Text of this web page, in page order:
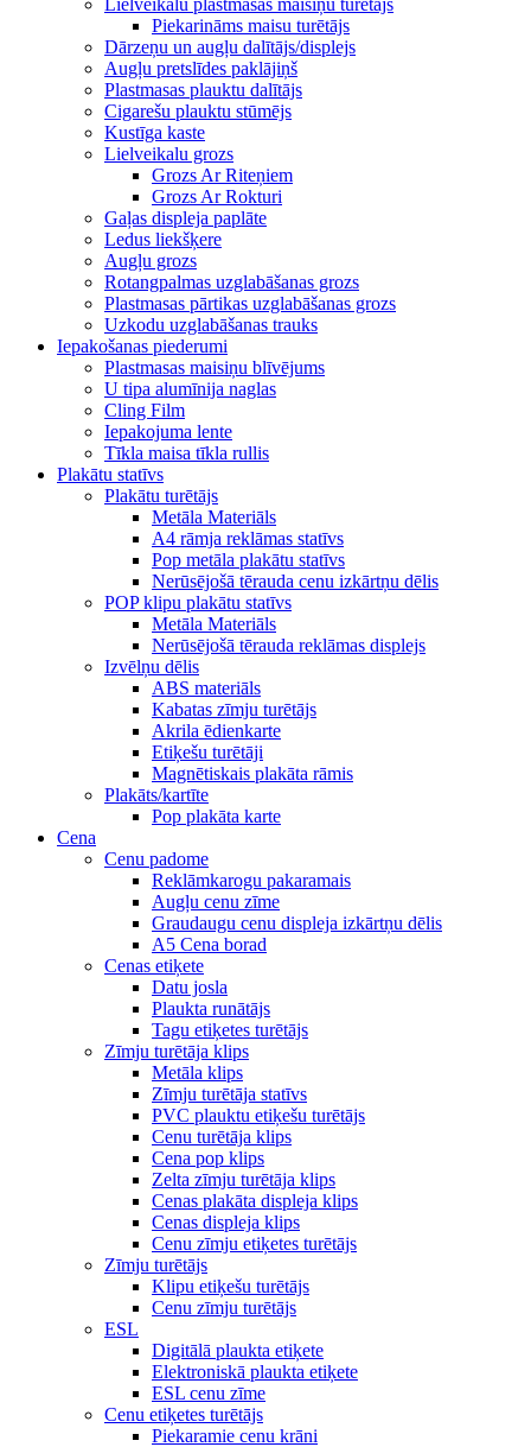
Piekarināms maisu turētājs
Dārzeņu un augļu dalītājs/displejs
Augļu pretslīdes paklājiņš
Plastmasas plauktu dalītājs
Cigarešu plauktu stūmējs
Kustīga kaste
Lielveikalu grozs
Grozs Ar Riteņiem
Grozs Ar Rokturi
Gaļas displeja paplāte
Ledus liekšķere
Augļu grozs
Rotangpalmas uzglabāšanas grozs
Plastmasas pārtikas uzglabāšanas grozs
Uzkodu uzglabāšanas trauks
Iepakošanas piederumi
Plastmasas maisiņu blīvējums
U tipa alumīnija naglas
Cling Film
Iepakojuma lente
Tīkla maisa tīkla rullis
Plakātu statīvs
Plakātu turētājs
Metāla Materiāls
A4 rāmja reklāmas statīvs
Pop metāla plakātu statīvs
Nerūsējošā tērauda cenu izkārtņu dēlis
POP klipu plakātu statīvs
Metāla Materiāls
Nerūsējošā tērauda reklāmas displejs
Izvēlņu dēlis
ABS materiāls
Kabatas zīmju turētājs
Akrila ēdienkarte
Etiķešu turētāji
Magnētiskais plakāta rāmis
Plakāts/kartīte
Pop plakāta karte
Cena
Cenu padome
Reklāmkarogu pakaramais
Augļu cenu zīme
Graudaugu cenu displeja izkārtņu dēlis
A5 Cena borad
Cenas etiķete
Datu josla
Plaukta runātājs
Tagu etiķetes turētājs
Zīmju turētāja klips
Metāla klips
Zīmju turētāja statīvs
PVC plauktu etiķešu turētājs
Cenu turētāja klips
Cena pop klips
Zelta zīmju turētāja klips
Cenas plakāta displeja klips
Cenas displeja klips
Cenu zīmju etiķetes turētājs
Zīmju turētājs
Klipu etiķešu turētājs
Cenu zīmju turētājs
ESL
Digitālā plaukta etiķete
Elektroniskā plaukta etiķete
ESL cenu zīme
Cenu etiķetes turētājs
Piekaramie cenu krāni